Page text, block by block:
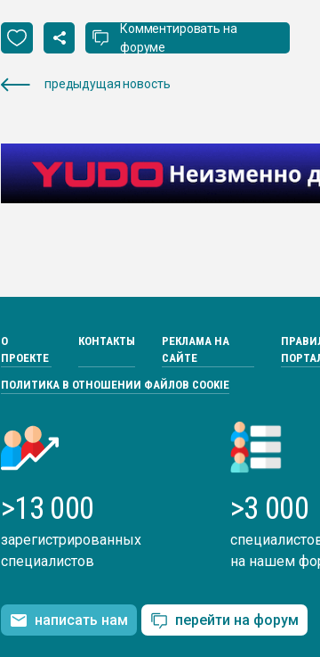
Комментировать на
форуме
предыдущая новость
О
ПРОЕКТЕ
КОНТАКТЫ
РЕКЛАМА НА
САЙТЕ
ПОЛИТИКА В ОТНОШЕНИИ ФАЙЛОВ COOKIE
>13 000
зарегистрированных
специалистов
>3 000
на нашем
написать нам перейти на форум